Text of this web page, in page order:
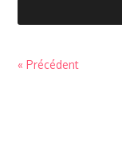
« Précédent